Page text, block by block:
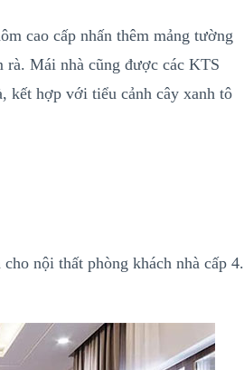
cao cấp nhấn thêm mảng tường
rà. Mái nhà cũng được các KTS
kết hợp với tiểu cảnh cây xanh tô
nội thất phòng khách nhà cấp 4.